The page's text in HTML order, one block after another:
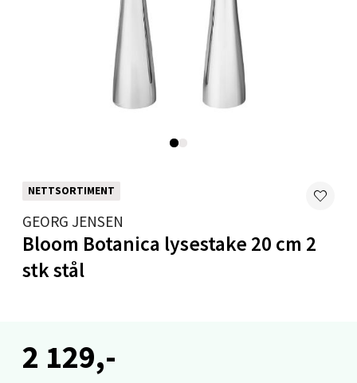
NETTSORTIMENT
GEORG JENSEN
Bloom Botanica lysestake 20 cm 2
stk stål
2 129,-
Åpent i dag 10-20
Åpent i dag 10-20
0 i butikk
Mo i Rana - Thon Senter Mo i Rana